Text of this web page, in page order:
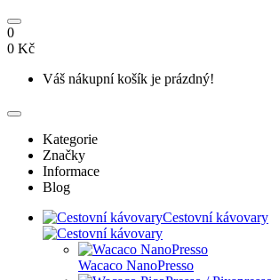
0
0 Kč
Váš nákupní košík je prázdný!
Kategorie
Značky
Informace
Blog
Cestovní kávovary
Wacaco NanoPresso